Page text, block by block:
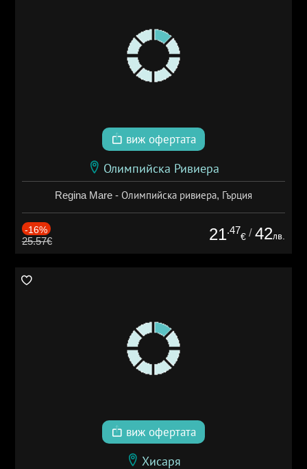
виж офертата
Олимпийска Ривиера
Regina Mare - Олимпийска ривиера, Гърция
-16%
25.57€ 21.47
€ / 42лв.
виж офертата
Хисаря